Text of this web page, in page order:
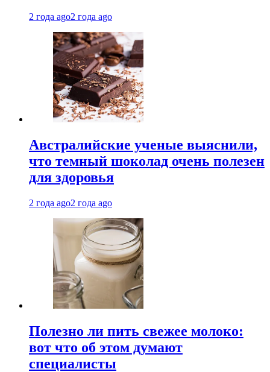
2 года ago2 года ago
Австралийские ученые выяснили,
что темный шоколад очень полезен
для здоровья
2 года ago2 года ago
Полезно ли пить свежее молоко:
вот что об этом думают
специалисты